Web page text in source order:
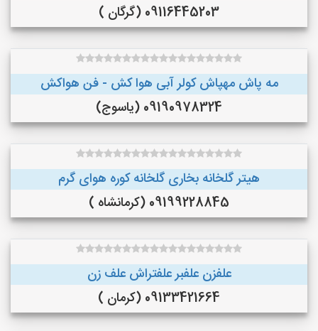
09116445203 (گرگان )
مه پاش مهپاش کولر آبی هوا کش - فن هواکش
09190978324 (یاسوج)
هیتر گلخانه بخاری گلخانه کوره هوای گرم
09199228845 (کرمانشاه )
علفزن علفبر علفتراش علف زن
09133421664 (کرمان )